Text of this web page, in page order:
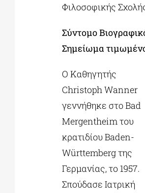
Φιλοσοφικής
Σύντομο
Σημείωμα
Ο Καθηγητής
Christoph Wanner
γεννήθηκε στο Bad
Mergentheim του
κρατιδίου Baden-
Württemberg της
Γερμανίας, το 1957.
Σπούδασε Ιατρική